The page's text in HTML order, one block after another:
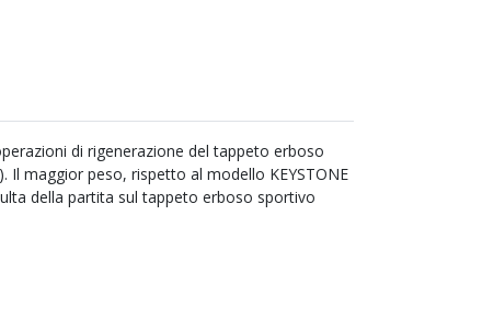
di rigenerazione del tappeto erboso
maggior peso, rispetto al modello KEYSTONE
della partita sul tappeto erboso sportivo